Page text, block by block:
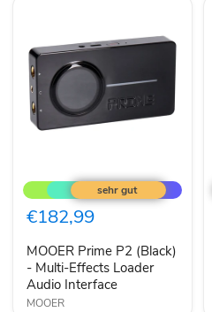
Prime
P2
(Black)
Effects
Loader
Audio
Interface
€182,99
MOOER Prime P2 (Black)
- Multi-Effects Loader
Audio Interface
MOOER